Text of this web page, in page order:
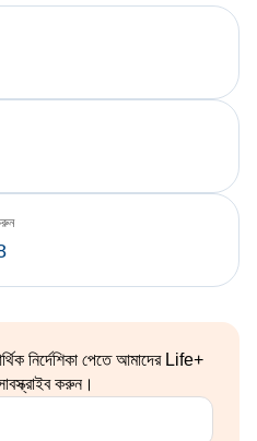
নির্দেশিকা পেতে আমাদের Life+
করুন।